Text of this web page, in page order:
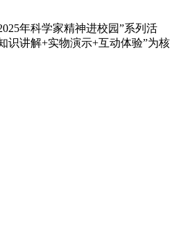
年科学家精神进校园”系列活
识讲解+实物演示+互动体验”为核